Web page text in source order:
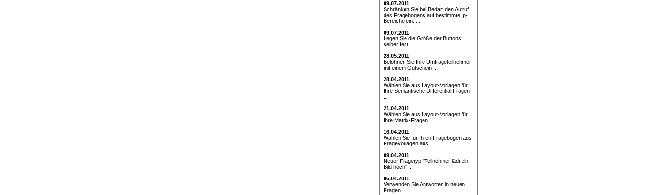
09.07.2011
Schränken Sie bei Bedarf den Aufruf
des Fragebogens auf bestimmte Ip-
Bereiche ein. ...
09.07.2011
Legen Sie die Größe der Buttons
selber fest. ...
28.05.2011
Belohnen Sie Ihre Umfrageteilnehmer
mit einem Gutschein ...
28.04.2011
Wählen Sie aus Layout-Vorlagen für
Ihre Semantische Differential Fragen
21.04.2011
Wählen Sie aus Layout-Vorlagen für
Ihre Matrix-Fragen ...
16.04.2011
Wählen Sie für Ihren Fragebogen aus
Fragevorlagen aus ...
09.04.2011
Neuer Fragetyp "Teilnehmer lädt ein
Bild hoch" ...
06.04.2011
Verwenden Sie Antworten in neuen
Fragen ...